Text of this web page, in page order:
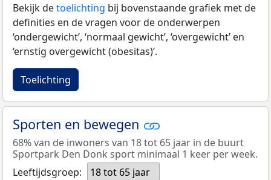
Bekijk detoelichting bij bovenstaande grafiek met de
definities en de vragen voor de onderwerpen
‘ondergewicht’, ‘normaal gewicht’, ‘overgewicht’ en
‘ernstig overgewicht (obesitas)’.
Toelichting
Sporten en bewegen
68% van de inwoners van 18 tot 65 jaar in de buurt
Sportpark Den Donk sport minimaal 1 keer per week.
Leeftijdsgroep:
18 tot 65 jaar